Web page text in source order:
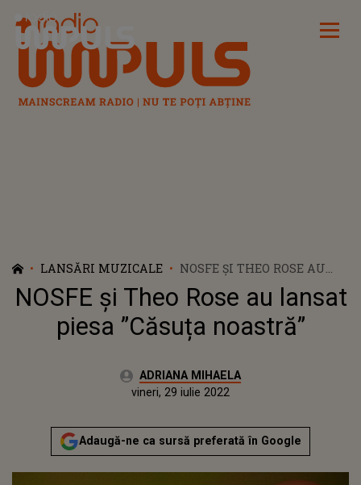
Radio Impuls
LANSĂRI MUZICALE
NOSFE ȘI THEO ROSE AU
LANSAT PIESA ”CĂSUȚA
NOASTRĂ”
NOSFE și Theo Rose au lansat
piesa ”Căsuța noastră”
Autor:ADRIANA MIHAELA
Actualizat:
vineri, 29 iulie 2022
Adaugă-ne ca sursă preferată în Google